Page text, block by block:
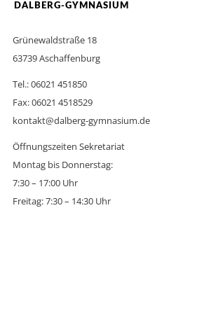
DALBERG-GYMNASIUM
Grünewaldstraße 18
63739 Aschaffenburg
Tel.: 06021 451850
Fax: 06021 4518529
kontakt@dalberg-gymnasium.de
Öffnungszeiten Sekretariat
Montag bis Donnerstag:
7:30 – 17:00 Uhr
Freitag: 7:30 – 14:30 Uhr